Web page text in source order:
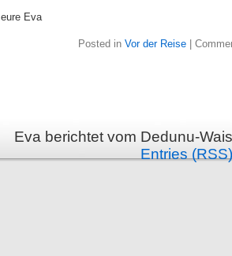
eure Eva
Posted in Vor der Reise|
Eva berichtet vom Dedunu-
Entries (RSS)